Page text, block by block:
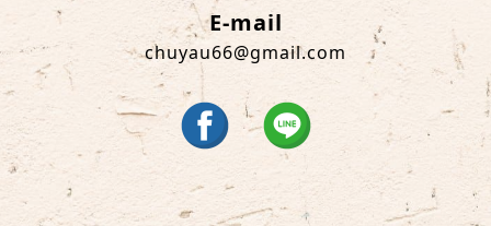
E-mail
chuyau66@gmail.com